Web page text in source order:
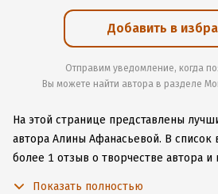
Добавить в
Отправим уведомление, когда
Вы можете найти автора в разделе
На этой странице представлены
автора Алины Афанасьевой. В список
более 1 отзыв о творчестве автора и
Показать полностью